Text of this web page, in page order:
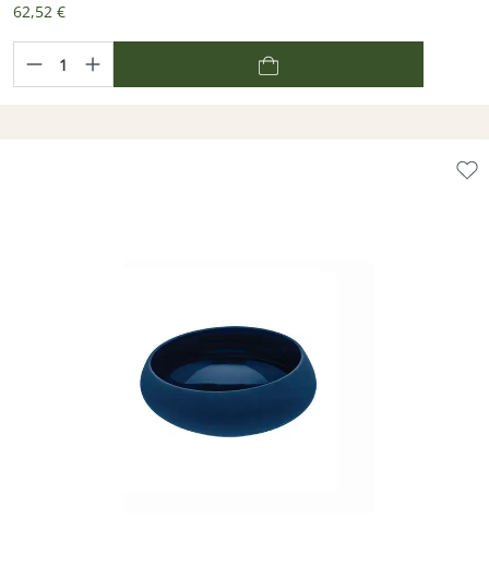
62,52 €